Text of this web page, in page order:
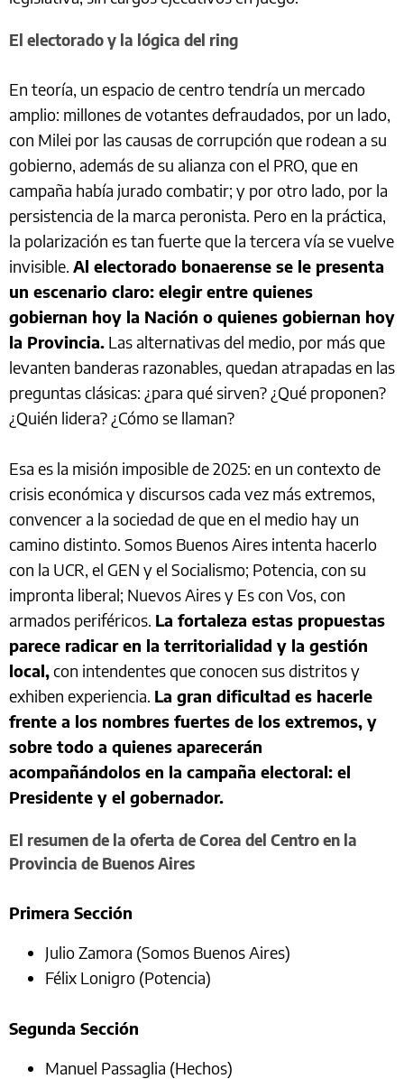
El electorado y la lógica del ring
En teoría, un espacio de centro tendría un mercado
amplio: millones de votantes defraudados, por un lado,
con Milei por las causas de corrupción que rodean a su
gobierno, además de su alianza con el PRO, que en
campaña había jurado combatir; y por otro lado, por la
persistencia de la marca peronista. Pero en la práctica,
la polarización es tan fuerte que la tercera vía se vuelve
invisible. Al electorado bonaerense se le presenta
un escenario claro: elegir entre quienes
gobiernan hoy la Nación o quienes gobiernan hoy
la Provincia. Las alternativas del medio, por más que
levanten banderas razonables, quedan atrapadas en las
preguntas clásicas: ¿para qué sirven? ¿Qué proponen?
¿Quién lidera? ¿Cómo se llaman?
Esa es la misión imposible de 2025: en un contexto de
crisis económica y discursos cada vez más extremos,
convencer a la sociedad de que en el medio hay un
camino distinto. Somos Buenos Aires intenta hacerlo
con la UCR, el GEN y el Socialismo; Potencia, con su
impronta liberal; Nuevos Aires y Es con Vos, con
armados periféricos. La fortaleza estas propuestas
parece radicar en la territorialidad y la gestión
local,con intendentes que conocen sus distritos y
exhiben experiencia. La gran dificultad es hacerle
frente a los nombres fuertes de los extremos, y
sobre todo a quienes aparecerán
acompañándolos en la campaña electoral: el
Presidente y el gobernador.
El resumen de la oferta de Corea del Centro en la
Provincia de Buenos Aires
Primera Sección
Julio Zamora (Somos Buenos Aires)
Félix Lonigro (Potencia)
Segunda Sección
Manuel Passaglia (Hechos)